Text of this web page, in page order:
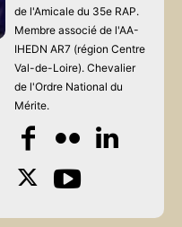
de l'Amicale du 35e RAP.
Membre associé de l'AA-
IHEDN AR7 (région Centre
Val-de-Loire). Chevalier
de l'Ordre National du
Mérite.